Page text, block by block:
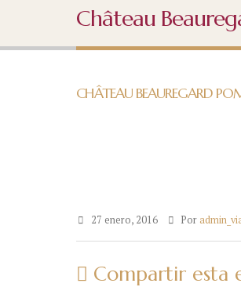
Château
CHÂTEAU BEAUREGARD
27 enero, 2016 Por
Compartir esta